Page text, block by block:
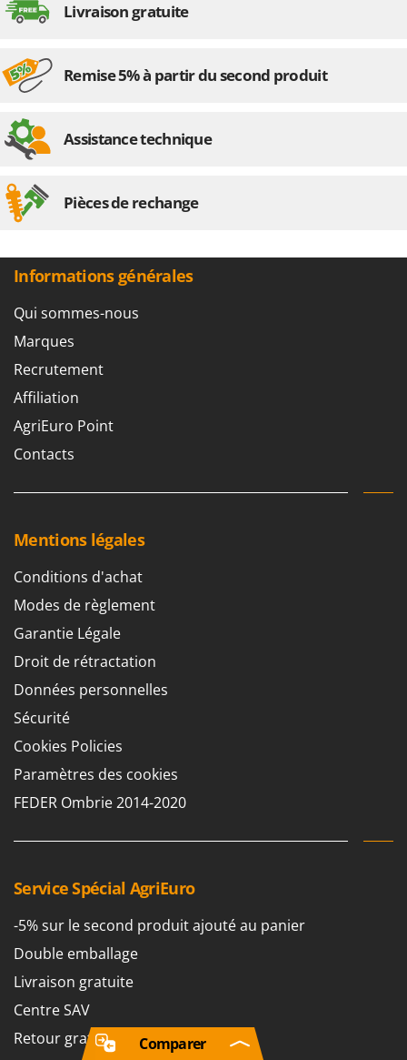
Livraison gratuite
Remise 5% à partir du second produit
Assistance technique
Pièces de rechange
Informations générales
Qui sommes-nous
Marques
Recrutement
Affiliation
AgriEuro Point
Contacts
Mentions légales
Conditions d'achat
Modes de règlement
Garantie Légale
Droit de rétractation
Données personnelles
Sécurité
Cookies Policies
Paramètres des cookies
FEDER Ombrie 2014-2020
Service Spécial AgriEuro
-5% sur le second produit ajouté au panier
Double emballage
Livraison gratuite
Centre SAV
Retour gratuit sous 30 jours
Comparer